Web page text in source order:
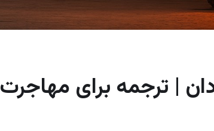
| ترجمه برای مهاجرت